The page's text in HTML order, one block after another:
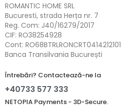
ROMANTIC HOME SRL
Bucuresti, strada Herța nr. 7
Reg. Com: J40/16279/2017
CIF: RO38254928
Cont: RO68BTRLRONCRT0414212101
Banca Transilvania București
Întrebări? Contactează-ne la
+40733 577 333
NETOPIA Payments - 3D-Secure.